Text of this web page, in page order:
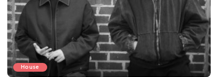
House